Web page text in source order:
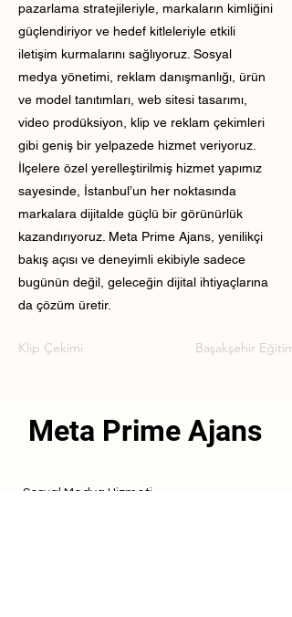
pazarlama stratejileriyle, markaların kimliğini
güçlendiriyor ve hedef kitleleriyle etkili
iletişim kurmalarını sağlıyoruz. Sosyal
medya yönetimi, reklam danışmanlığı, ürün
ve model tanıtımları, web sitesi tasarımı,
video prodüksiyon, klip ve reklam çekimleri
gibi geniş bir yelpazede hizmet veriyoruz.
İlçelere özel yerelleştirilmiş hizmet yapımız
sayesinde, İstanbul’un her noktasında
markalara dijitalde güçlü bir görünürlük
kazandırıyoruz. Meta Prime Ajans, yenilikçi
bakış açısı ve deneyimli ekibiyle sadece
bugünün değil, geleceğin dijital ihtiyaçlarına
da çözüm üretir.
Klip Çekimi Başakşehir
Meta Prime Ajans
Sosyal Medya Hizmeti